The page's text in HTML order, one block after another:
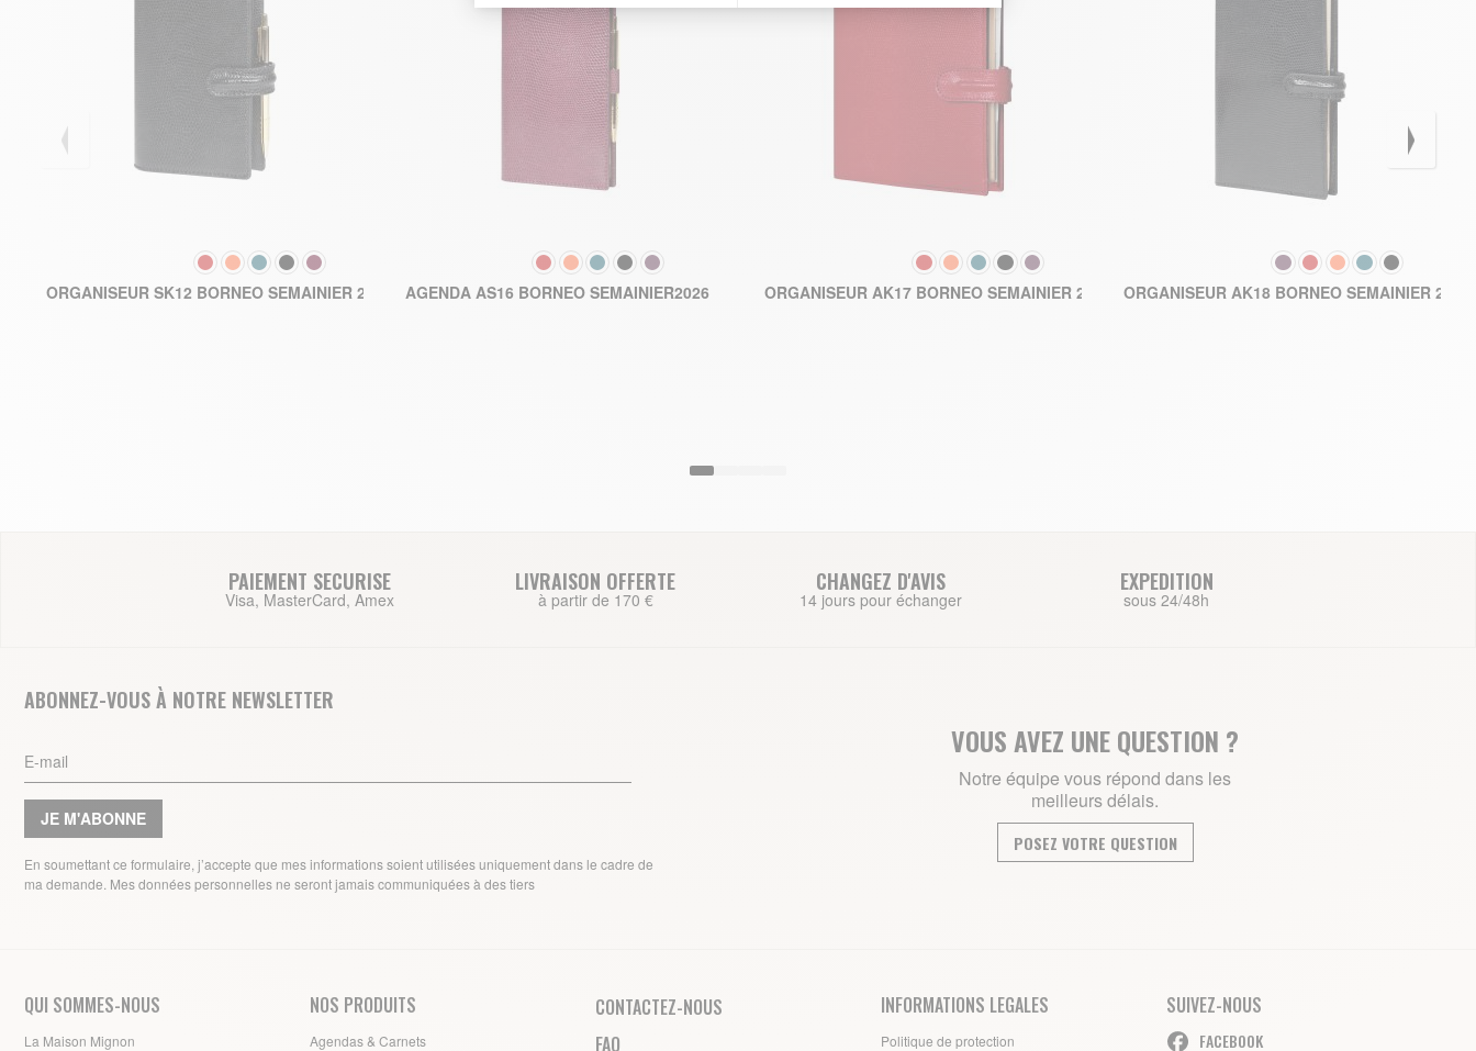
COULEUR
ORGANISEUR SK12 BORNEO SEMAINIER 2026 147,50 €
COULEUR
AGENDA AS16 BORNEO SEMAINIER2026 141,90 €
COULEUR
ORGANISEUR AK17 BORNEO SEMAINIER 2026 275,90 €
COULEUR
ORGANISEUR AK18 BORNEO SEMAINIER 2026
PAIEMENT SECURISE
Visa, MasterCard, Amex
LIVRAISON OFFERTE
à partir de 170 €
CHANGEZ D'AVIS
14 jours pour échanger
EXPEDITION
sous 24/48h
ABONNEZ-VOUS À NOTRE NEWSLETTER
JE M'ABONNE
En soumettant ce formulaire, j’accepte que mes informations soient utilisées uniquement dans le cadre de
ma demande. Mes données personnelles ne seront jamais communiquées à des tiers
VOUS AVEZ UNE QUESTION ?
Notre équipe vous répond dans les
meilleurs délais.
POSEZ VOTRE QUESTION
QUI SOMMES-NOUS
La Maison Mignon
NOS PRODUITS
Agendas & Carnets
CONTACTEZ-NOUS
FAQ
INFORMATIONS LEGALES
Politique de protection
SUIVEZ-NOUS
FACEBOOK